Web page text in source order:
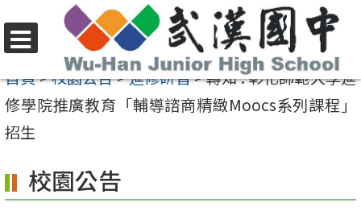
至
要
內
區
選
單
首頁>校園公告>進修研習>轉知 : 彰化師範大學進
修學院推廣教育「輔導諮商精緻Moocs系列課程」
招生
校園公告